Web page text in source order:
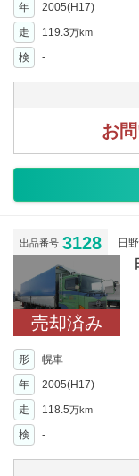
年
2005(H17)
走 119.3万km
検
-
お
出品番号 3128 日野
売却済み
形 幌車
年
2005(H17)
走 118.5万km
検
-